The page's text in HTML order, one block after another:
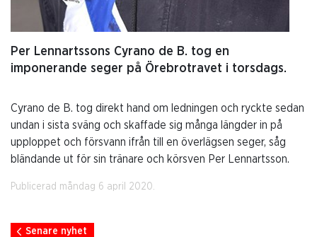
Per Lennartssons Cyrano de B. tog en
imponerande seger på Örebrotravet i torsdags.
Cyrano de B. tog direkt hand om ledningen och ryckte sedan
undan i sista sväng och skaffade sig många längder in på
upploppet och försvann ifrån till en överlägsen seger, såg
bländande ut för sin tränare och körsven Per Lennartsson.
Publicerad måndag 6 april 2020.
Senare nyhet